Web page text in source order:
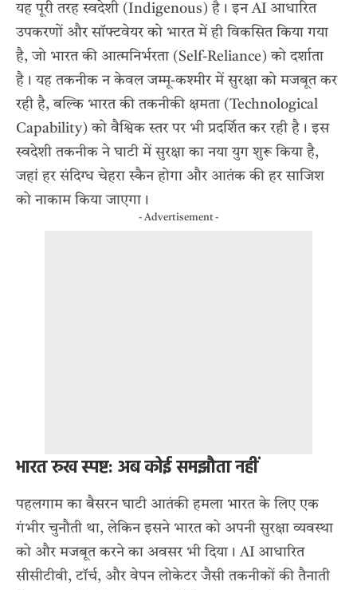
यह पूरी तरह स्वदेशी (Indigenous) है। इन AI आधारित
उपकरणों और सॉफ्टवेयर को भारत में ही विकसित किया गया
है, जो भारत की आत्मनिर्भरता (Self-Reliance) को दर्शाता
है। यह तकनीक न केवल जम्मू-कश्मीर में सुरक्षा को मजबूत कर
रही है, बल्कि भारत की तकनीकी क्षमता (Technological
Capability) को वैश्विक स्तर पर भी प्रदर्शित कर रही है। इस
स्वदेशी तकनीक ने घाटी में सुरक्षा का नया युग शुरू किया है,
जहां हर संदिग्ध चेहरा स्कैन होगा और आतंक की हर साजिश
को नाकाम किया जाएगा।
- Advertisement -
भारत रुख स्पष्ट: अब कोई समझौता नहीं
पहलगाम का बैसरन घाटी आतंकी हमला भारत के लिए एक
गंभीर चुनौती था, लेकिन इसने भारत को अपनी सुरक्षा व्यवस्था
को और मजबूत करने का अवसर भी दिया। AI आधारित
सीसीटीवी, टॉर्च, और वेपन लोकेटर जैसी तकनीकों की तैनाती